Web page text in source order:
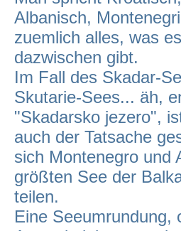
Albanisch,
zuemlich alles, was
dazwischen gibt.
Im Fall des Skadar-
Skutarie-Sees... äh,
"Skadarsko jezero",
auch der Tatsache
sich Montenegro und
größten See der
teilen.
Eine Seeumrundung,